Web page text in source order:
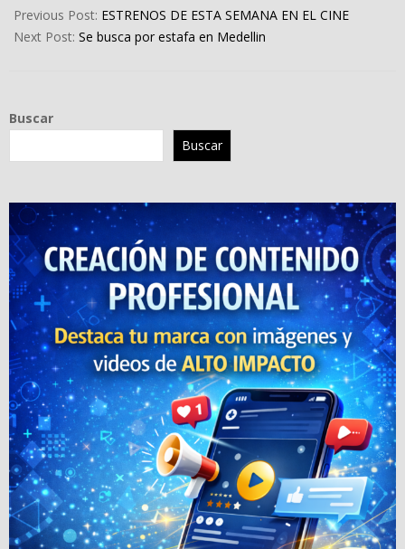
12-
15
Previous Post: ESTRENOS DE ESTA SEMANA EN EL CINE
Next Post: Se busca por estafa en Medellin
Buscar
Buscar